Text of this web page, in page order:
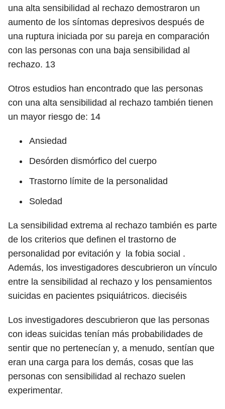
una alta sensibilidad al rechazo demostraron un
aumento de los síntomas depresivos después de
una ruptura iniciada por su pareja en comparación
con las personas con una baja sensibilidad al
rechazo. 13
Otros estudios han encontrado que las personas
con una alta sensibilidad al rechazo también tienen
un mayor riesgo de: 14
Ansiedad
Desórden dismórfico del cuerpo
Trastorno límite de la personalidad
Soledad
La sensibilidad extrema al rechazo también es parte
de los criterios que definen el trastorno de
personalidad por evitación y la fobia social .
Además, los investigadores descubrieron un vínculo
entre la sensibilidad al rechazo y los pensamientos
suicidas en pacientes psiquiátricos. dieciséis
Los investigadores descubrieron que las personas
con ideas suicidas tenían más probabilidades de
sentir que no pertenecían y, a menudo, sentían que
eran una carga para los demás, cosas que las
personas con sensibilidad al rechazo suelen
experimentar.